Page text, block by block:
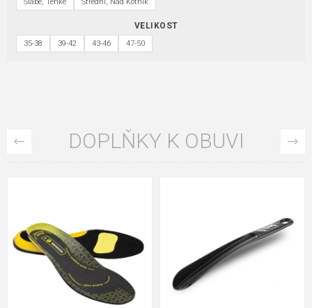
Slabé, Tenké Střední, Nad Kotník
VELIKOST
35-38 39-42 43-46 47-50
DOPLŇKY K OBUVI